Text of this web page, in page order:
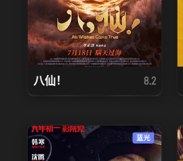
八仙！ 8.2
蓝光